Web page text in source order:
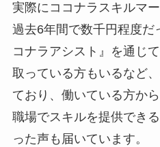
実際にココナラスキルマ
過去6年間で数千円程度だ
コナラアシスト』を通じ
取っている方もいるなど
ており、働いている方か
職場でスキルを提供でき
った声も届いています。